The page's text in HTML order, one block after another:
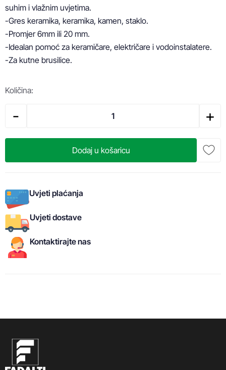
suhim i vlažnim uvjetima.
-Gres keramika, keramika, kamen, staklo.
-Promjer 6mm ili 20 mm.
-Idealan pomoć za keramičare, električare i vodoinstalatere.
-Za kutne brusilice.
Količina:
- +
Dodaj u košaricu
Uvjeti plaćanja
Uvjeti dostave
Kontaktirajte nas